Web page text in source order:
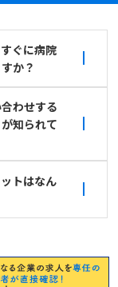
ぐに病院
か？
わせする
知られて
トはなん